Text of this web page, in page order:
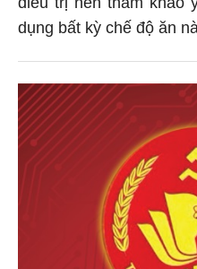
dụng bất kỳ chế độ ăn